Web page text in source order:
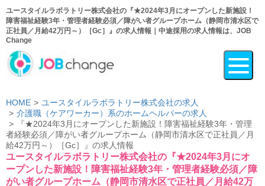
ユースタイルラボラトリー株式会社の『★2024年3月にオープンした新施設！
障害福祉経験3年・管理者経験必須／障がい者グループホーム（静岡市清水区で
正社員／月給42万円～）［Gc］』の求人情報｜中途採用の求人情報は、JOB
Change
HOME
ユースタイルラボラトリー株式会社の求人
介護職（ケアワーカー）系のホームヘルパーの求人
『★2024年3月にオープンした新施設！障害福祉経験3年・管理
者経験必須／障がい者グループホーム（静岡市清水区で正社員／月
給42万円～）［Gc］』の求人情報
ユースタイルラボラトリー株式会社の『★2024年3月にオ
ープンした新施設！障害福祉経験3年・管理者経験必須／障
がい者グループホーム（静岡市清水区で正社員／月給42万